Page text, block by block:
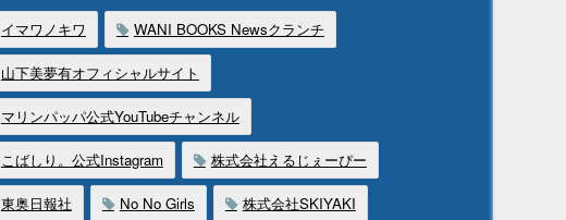
イマワノキワ WANI BOOKS Newsクランチ
山下美夢有オフィシャルサイト
マリンパッパ公式YouTubeチャンネル
こばしり。公式Instagram 株式会社えるじぇーぴー
東奥日報社 No No Girls 株式会社SKIYAKI